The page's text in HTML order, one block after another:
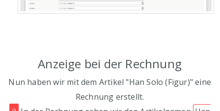
Anzeige bei der Rechnung
Nun haben wir mit dem Artikel "Han Solo (Figur)" eine
Rechnung erstellt.